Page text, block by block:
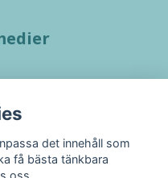
det innehåll som
få bästa tänkbara
oss.